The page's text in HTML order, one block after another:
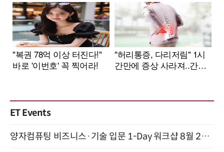
ET Events
양자컴퓨팅 비즈니스·기술 입문 1-Day 워크샵 8월 28일 개최